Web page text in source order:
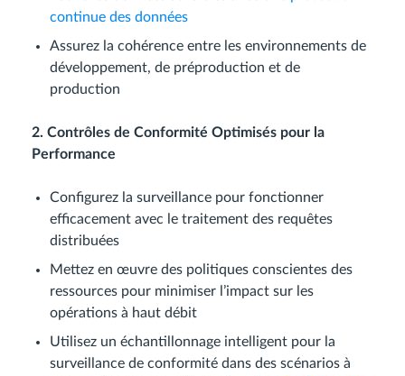
continue des données
Assurez la cohérence entre les environnements de
développement, de préproduction et de
production
2. Contrôles de Conformité Optimisés pour la
Performance
Configurez la surveillance pour fonctionner
efficacement avec le traitement des requêtes
distribuées
Mettez en œuvre des politiques conscientes des
ressources pour minimiser l’impact sur les
opérations à haut débit
Utilisez un échantillonnage intelligent pour la
surveillance de conformité dans des scénarios à